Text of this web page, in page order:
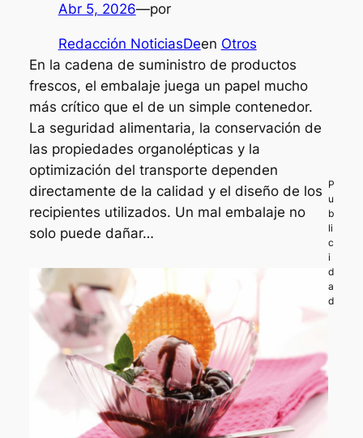
Abr 5, 2026—por
Redacción NoticiasDeen Otros
En la cadena de suministro de productos
frescos, el embalaje juega un papel mucho
más crítico que el de un simple contenedor.
La seguridad alimentaria, la conservación de
las propiedades organolépticas y la
optimización del transporte dependen
directamente de la calidad y el diseño de los
recipientes utilizados. Un mal embalaje no
solo puede dañar…